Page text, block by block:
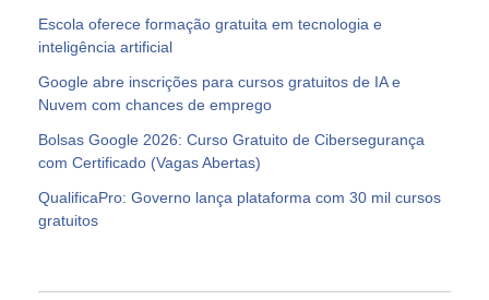
Escola oferece formação gratuita em tecnologia e
inteligência artificial
Google abre inscrições para cursos gratuitos de IA e
Nuvem com chances de emprego
Bolsas Google 2026: Curso Gratuito de Cibersegurança
com Certificado (Vagas Abertas)
QualificaPro: Governo lança plataforma com 30 mil cursos
gratuitos